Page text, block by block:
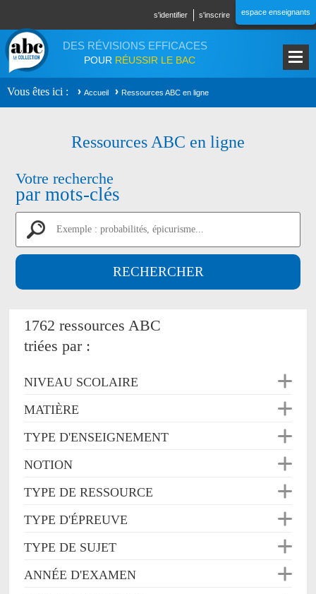
s'identifier s'inscrire espace enseignants
DES RÉVISIONS EFFICACES
POUR RÉUSSIR LE BAC
Vous êtes ici Accueil Ressources ABC en ligne
Ressources ABC en ligne
Votre recherche
par mots-clés
1762 ressources ABC
triées par :
NIVEAU SCOLAIRE
MATIÈRE
TYPE D'ENSEIGNEMENT
NOTION
TYPE DE RESSOURCE
TYPE D'ÉPREUVE
TYPE DE SUJET
ANNÉE D'EXAMEN